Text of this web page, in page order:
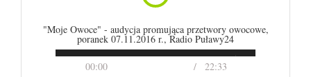
00:00 22:33
"Moje Owoce" - audycja promująca przetwory owocowe,
poranek 07.11.2016 r., Radio Puławy24